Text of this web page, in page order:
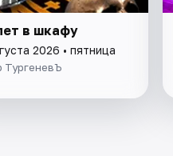
в шкафу
2026 • пятница
ТургеневЪ